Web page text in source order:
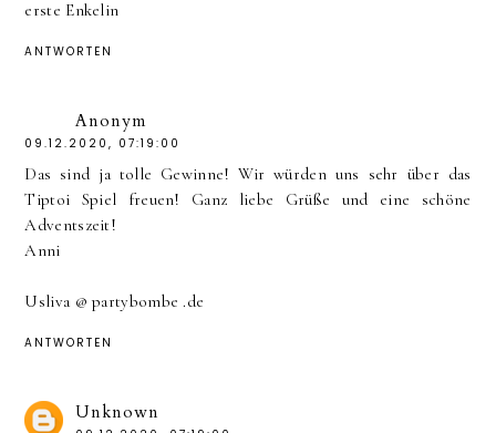
erste Enkelin
ANTWORTEN
Anonym
09.12.2020, 07:19:00
Das sind ja tolle Gewinne! Wir würden uns sehr über das
Tiptoi Spiel freuen! Ganz liebe Grüße und eine schöne
Adventszeit!
Anni
Usliva @ partybombe .de
ANTWORTEN
Unknown